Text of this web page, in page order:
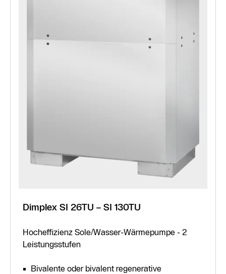
Dimplex SI 26TU – SI 130TU
Hocheffizienz Sole/Wasser-Wärmepumpe - 2
Leistungsstufen
Bivalente oder bivalent regenerative